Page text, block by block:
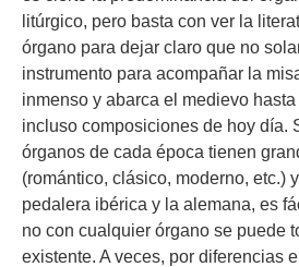
litúrgico, pero basta con ver la
órgano para dejar claro que no
instrumento para acompañar la
inmenso y abarca el medievo
incluso composiciones de hoy día.
órganos de cada época tienen
(romántico, clásico, moderno, etc.)
pedalera ibérica y la alemana, es
no con cualquier órgano se puede
existente. A veces, por diferencias